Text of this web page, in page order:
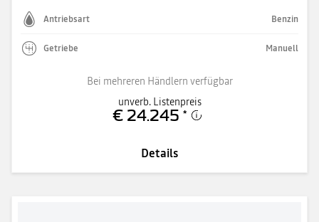
Antriebsart Benzin
Getriebe Manuell
Bei mehreren Händlern verfügbar
unverb. Listenpreis
€ 24.245 *
Details